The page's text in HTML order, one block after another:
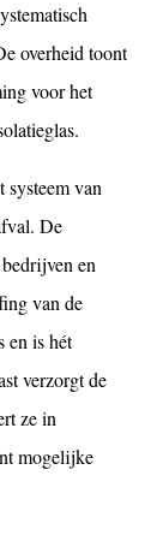
overheid toont
voor het
van
De
en
van de
en is hét
verzorgt de
ze in
mogelijke